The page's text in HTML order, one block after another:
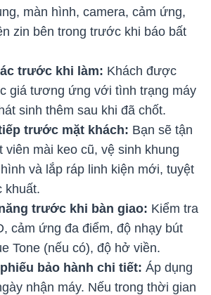
màn hình, camera, cảm ứng,
zin bên trong trước khi báo bất
trước khi làm: Khách được
giá tương ứng với tình trạng máy
sinh thêm sau khi đã chốt.
trước mặt khách: Bạn sẽ tận
viên mài keo cũ, vệ sinh khung
và lắp ráp linh kiện mới, tuyệt
khuất.
trước khi bàn giao: Kiểm tra
cảm ứng đa điểm, độ nhạy bút
Tone (nếu có), độ hở viền.
bảo hành chi tiết: Áp dụng
nhận máy. Nếu trong thời gian